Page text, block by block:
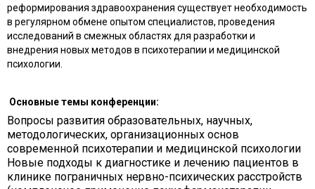
реформирования здравоохранения существует необходимость
в регулярном обмене опытом специалистов, проведения
исследований в смежных областях для разработки и
внедрения новых методов в психотерапии и медицинской
психологии.
Основные темы конференции:
Вопросы развития образовательных, научных,
методологических, организационных основ
современной психотерапии и медицинской психологии
Новые подходы к диагностике и лечению пациентов в
клинике пограничных нервно-психических расстройств